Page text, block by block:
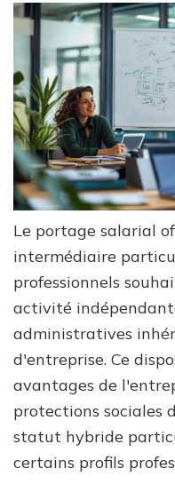
Le portage salarial
intermédiaire
professionnels
activité
administratives
d'entreprise. Ce
avantages de
protections sociales
statut hybride
certains profils